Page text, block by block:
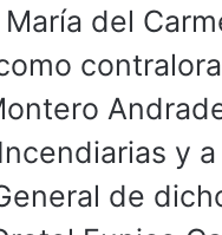
del
y a
de